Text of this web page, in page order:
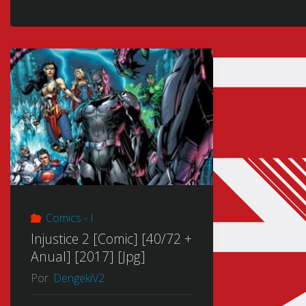
Comics - I
Injustice 2 [Comic] [40/72 +
Anual] [2017] [Jpg]
Por DengekiV2